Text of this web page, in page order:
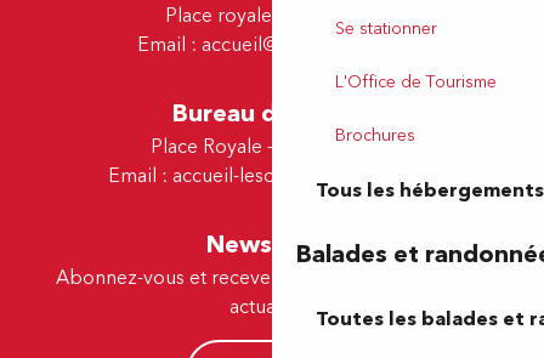
Se stationner
L'Office de Tourisme
Brochures
Tous les hébergements
Balades et
Toutes les balades et
Place royale - 64000 Pau
Email : accueil@tourismepau.fr
Bureau de Lescar
Place Royale - 64230 Lescar
Email : accueil-lescar@tourismepau.fr
Newsletter
Abonnez-vous et recevez par e-mail nos offres et
actualités.